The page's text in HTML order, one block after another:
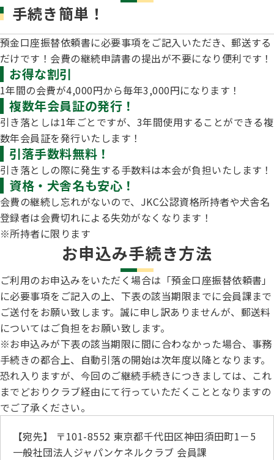
沿革
JKCの歴史
ディスクロージャー（情報公開）
有識者会議の提言について
入会のご案内
3分でわかるジャパンケネルクラブ
ジャパンケネルクラブチャンネルYouTube
ガゼットのご案内
犬種別犬籍登録頭数
血統証明書・所有者名義変更
子犬の申請について
DNA登録
チャンピオンタイトル
繁殖についての基礎知識
正しいブリーディングと守るべき心得
ティーカッププードル、豆柴について
遺伝子疾患について考えよう
「動物の愛護及び管理に関する法律」
股関節形成不全症(HD)と肘関節異形成症(ED)について
チャンピオンについて(ドッグショー・競技会)
ロイヤルカナンアワードについて
JKCブリーディングアワード
訓練競技会
アジリティー競技会
フライボール競技会
オビディエンス競技会
IGP
キーワードラリー2025
ジュニアハンドラーとは
自由研究<犬について詳しく知ろう！>
ジャックお面を作ってあそぼう♪
愛犬飼育管理士
トリマー
ハンドラー
訓練士
スチュワード
アニマル衛生士
自主研修会／日程
犬の健康管理手帳について
手続き簡単！
預金口座振替依頼書に必要事項をご記入いただき、郵送する
だけです！会費の継続申請書の提出が不要になり便利です！
お得な割引
1年間の会費が4,000円から毎年3,000円になります！
複数年会員証の発行！
引き落としは1年ごとですが、3年間使用することができる複
数年会員証を発行いたします！
引落手数料無料！
引き落としの際に発生する手数料は本会が負担いたします！
資格・犬舎名も安心！
会費の継続し忘れがないので、JKC公認資格所持者や犬舎名
登録者は会費切れによる失効がなくなります！
※所持者に限ります
お申込み手続き方法
ご利用のお申込みをいただく場合は「預金口座振替依頼書」
に必要事項をご記入の上、下表の該当期限までに会員課まで
ご送付をお願い致します。誠に申し訳ありませんが、郵送料
についてはご負担をお願い致します。
※お申込みが下表の該当期限に間に合わなかった場合、事務
手続きの都合上、自動引落の開始は次年度以降となります。
恐れ入りますが、今回のご継続手続きにつきましては、これ
までどおりクラブ経由にて行っていただくこととなりますの
でご了承ください。
【宛先】 〒101-8552 東京都千代田区神田須田町1－5
一般社団法人ジャパンケネルクラブ 会員課